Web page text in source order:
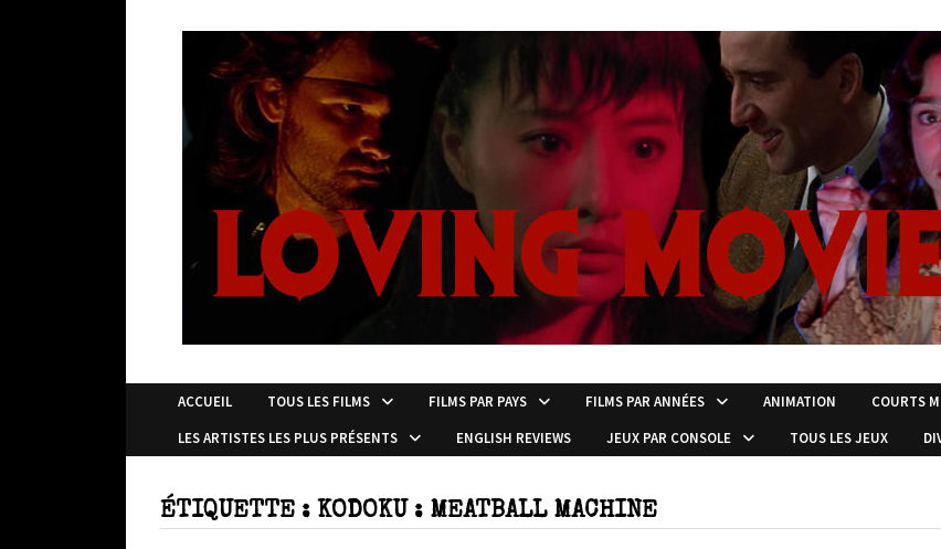
ACCUEIL TOUS LES FILMS FILMS PAR PAYS FILMS PAR ANNÉES ANIMATION COURTS
LES ARTISTES LES PLUS PRÉSENTS
ENGLISH REVIEWS JEUX PAR CONSOLE TOUS LES JEUX
ÉTIQUETTE : KODOKU : MEATBALL MACHINE